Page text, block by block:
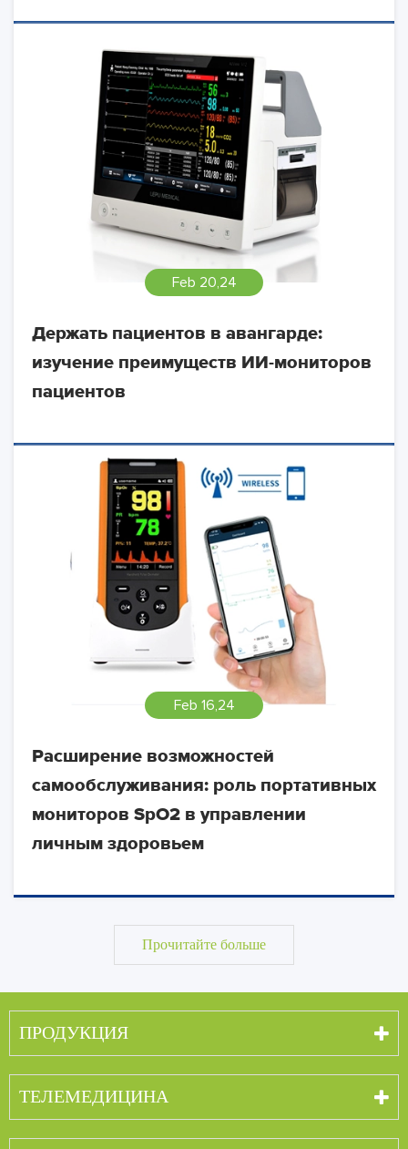
Feb 20,24
Держать пациентов в авангарде:
изучение преимуществ ИИ-мониторов
пациентов
Feb 16,24
Расширение возможностей
самообслуживания: роль портативных
мониторов SpO2 в управлении
личным здоровьем
Прочитайте больше
ПРОДУКЦИЯ
ТЕЛЕМЕДИЦИНА